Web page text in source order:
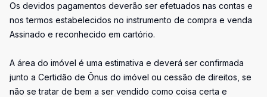
Os devidos pagamentos deverão ser efetuados nas contas e
nos termos estabelecidos no instrumento de compra e venda
Assinado e reconhecido em cartório.
A área do imóvel é uma estimativa e deverá ser confirmada
junto a Certidão de Ônus do imóvel ou cessão de direitos, se
não se tratar de bem a ser vendido como coisa certa e